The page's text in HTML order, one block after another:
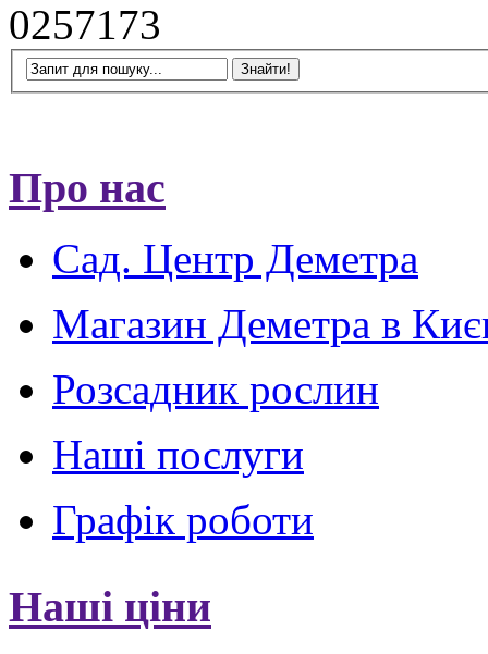
0257173
Про нас
Сад. Центр Деметра
Магазин Деметра в
Розсадник рослин
Наші послуги
Графік роботи
Наші ціни